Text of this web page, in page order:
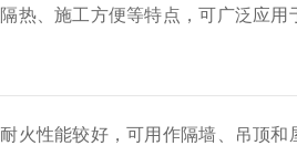
热、施工方便等特点，可广泛应用
火性能较好，可用作隔墙、吊顶